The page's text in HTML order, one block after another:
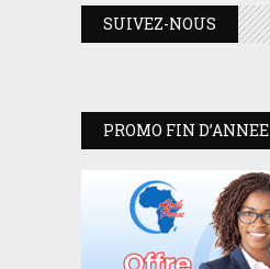
SUIVEZ-NOUS
PROMO FIN D’ANNEE